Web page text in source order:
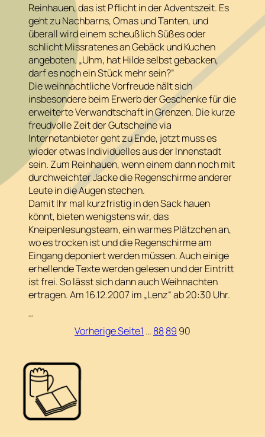
Reinhauen, das ist Pflicht in der Adventszeit. Es
geht zu Nachbarns, Omas und Tanten, und
überall wird einem scheußlich Süßes oder
schlicht Missratenes an Gebäck und Kuchen
angeboten. „Uhm, hat Hilde selbst gebacken,
darf es noch ein Stück mehr sein?“
Die weihnachtliche Vorfreude hält sich
insbesondere beim Erwerb der Geschenke für die
erweiterte Verwandtschaft in Grenzen. Die kurze
freudvolle Zeit der Gutscheine via
Internetanbieter geht zu Ende, jetzt muss es
wieder etwas Individuelles aus der Innenstadt
sein. Zum Reinhauen, wenn einem dann noch mit
durchweichter Jacke die Regenschirme anderer
Leute in die Augen stechen.
Damit Ihr mal kurzfristig in den Sack hauen
könnt, bieten wenigstens wir, das
Kneipenlesungsteam, ein warmes Plätzchen an,
wo es trocken ist und die Regenschirme am
Eingang deponiert werden müssen. Auch einige
erhellende Texte werden gelesen und der Eintritt
ist frei. So lässt sich dann auch Weihnachten
ertragen. Am 16.12.2007 im „Lenz“ ab 20:30 Uhr.
Vorherige Seite1 … 8889 90